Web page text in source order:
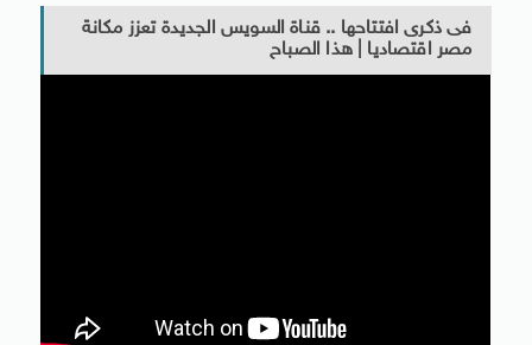
فى ذكرى افتتاحها .. قناة السويس الجديدة تعزز مكانة
مصر اقتصاديا | هذا الصباح